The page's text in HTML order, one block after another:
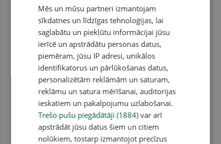
Mēs un mūsu partneri izmantojam
sīkdatnes un līdzīgas tehnoloģijas, lai
saglabātu un piekļūtu informācijai jūsu
ierīcē un apstrādātu personas datus,
piemēram, jūsu IP adresi, unikālos
identifikatorus un pārlūkošanas datus,
personalizētām reklāmām un saturam,
reklāmu un satura mērīšanai, auditorijas
ieskatiem un pakalpojumu uzlabošanai.
Trešo pušu piegādātāji (1884)var arī
apstrādāt jūsu datus šiem un citiem
nolūkiem, tostarp izmantojot precīzus